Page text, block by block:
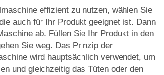
effizient zu nutzen, wählen Sie
auch für Ihr Produkt geeignet ist. Dann
ab. Füllen Sie Ihr Produkt in den
Sie weg. Das Prinzip der
wird hauptsächlich verwendet, um
und gleichzeitig das Tüten oder den